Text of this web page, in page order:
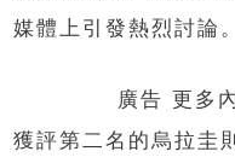
媒體上引發熱烈討論。
廣告 更多
獲評第二名的烏拉圭